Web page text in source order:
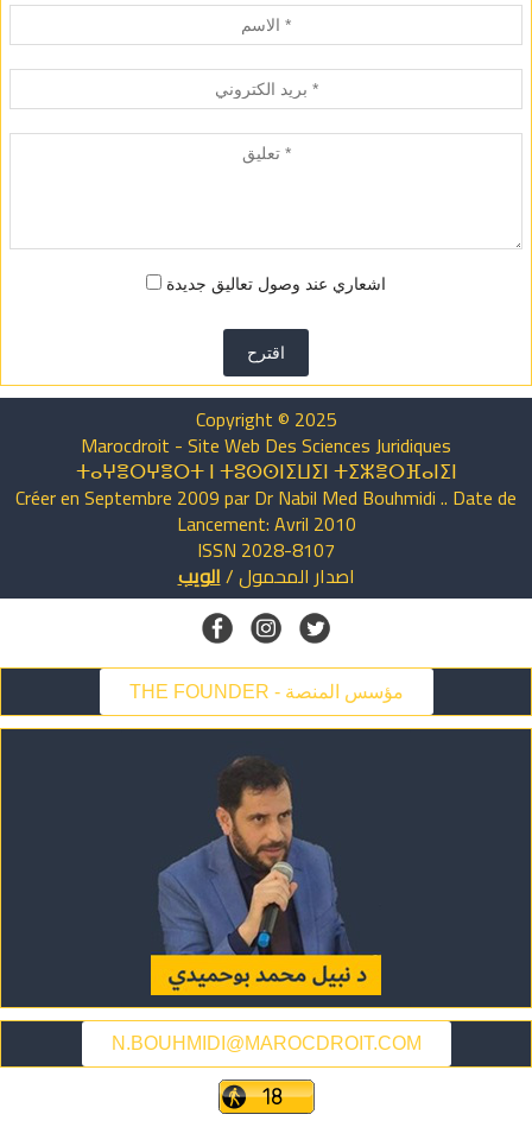
اشعاري عند وصول تعاليق جديدة
اقترح
Copyright © 2025
Marocdroit - Site Web Des Sciences Juridiques
ⵜⴰⵖⴻⵔⵖⴻⵔⵜ ⵏ ⵜⵓⵙⵙⵏⵉⵡⵉⵏ ⵜⵉⵣⴻⵔⴼⴰⵏⵉⵏ
Créer en Septembre 2009 par Dr Nabil Med Bouhmidi .. Date de
Lancement: Avril 2010
ISSN 2028-8107
اصدار المحمول/الويب
THE FOUNDER - مؤسس المنصة
N.BOUHMIDI@MAROCDROIT.COM